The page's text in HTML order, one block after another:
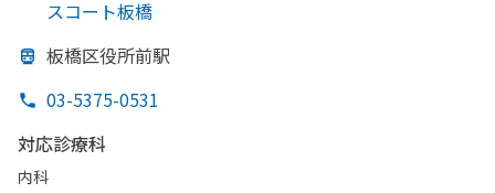
スコート板橋
板橋区役所前駅
03-5375-0531
対応診療科
内科